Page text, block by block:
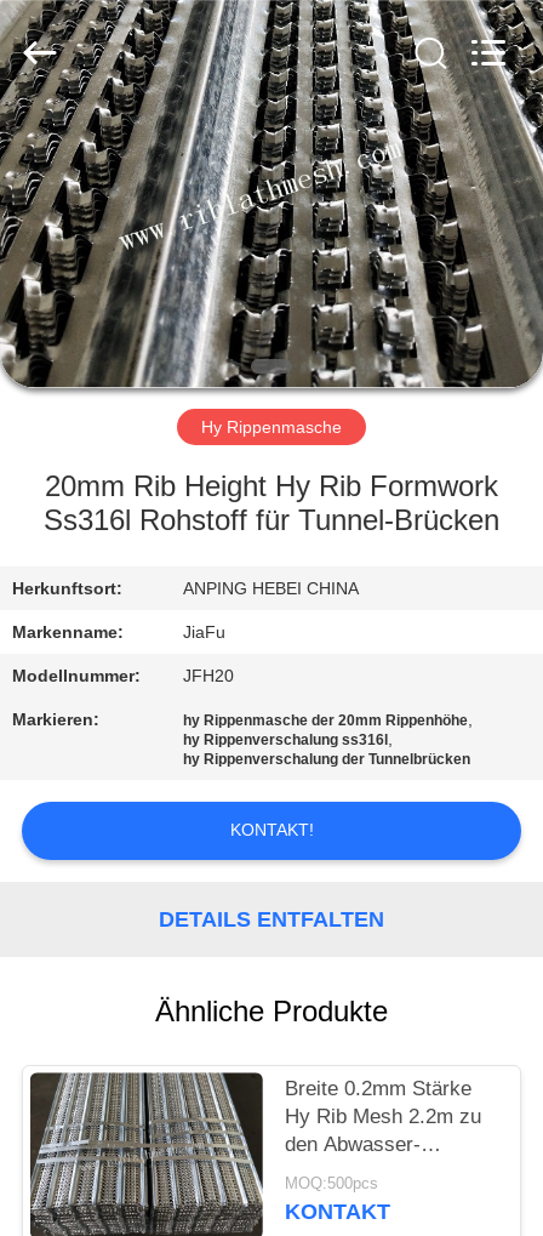
HAUS
PRODUKTE
ÜBER
UNS
FABRIK-
QUALITÄTSKONTROLLE
TRETEN
SIE
MIT
UNS
FORDERN
SITEMAP
PRIVACY
POLICY
JIAFU
WIRE
MESH
MANUFACTURING
CO.,LTD.
All
Rights
Reserved.
Hy Rippenmasche
20mm Rib Height Hy Rib Formwork
Ss316l Rohstoff für Tunnel-Brücken
Herkunftsort: ANPING HEBEI CHINA
Markenname: JiaFu
Modellnummer: JFH20
Markieren: hy Rippenmasche der 20mm Rippenhöhe,
hy Rippenverschalung ss316l ,
hy Rippenverschalung der Tunnelbrücken
KONTAKT!
DETAILS ENTFALTEN
Ähnliche Produkte
Breite 0.2mm Stärke
Hy Rib Mesh 2.2m zu
den Abwasser-
Systemen
MOQ:500pcs
KONTAKT